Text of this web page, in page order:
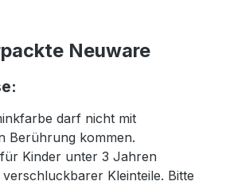
Neuware
darf nicht mit
Berührung kommen.
Kinder unter 3 Jahren
Kleinteile. Bitte